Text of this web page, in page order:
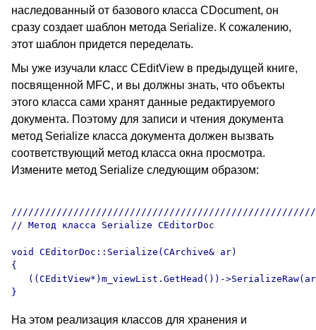
наследованный от базового класса CDocument, он
сразу создает шаблон метода Serialize. К сожалению,
этот шаблон придется переделать.
Мы уже изучали класс CEditView в предыдущей книге,
посвященной MFC, и вы должны знать, что объекты
этого класса сами хранят данные редактируемого
документа. Поэтому для записи и чтения документа
метод Serialize класса документа должен вызвать
соответствующий метод класса окна просмотра.
Измените метод Serialize следующим образом:
// Метод класса Serialize CEditorDoc
void CEditorDoc::Serialize(CArchive& ar)
{
((CEditView*)m_viewList.GetHead())-
На этом реализация классов для хранения и